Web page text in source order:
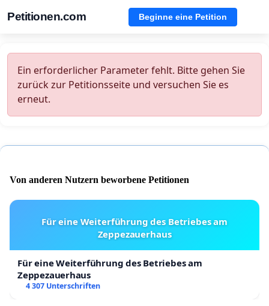
Petitionen.com Beginne eine Petition
Ein erforderlicher Parameter fehlt. Bitte gehen Sie
zurück zur Petitionsseite und versuchen Sie es
erneut.
Von anderen Nutzern beworbene Petitionen
Für eine Weiterführung des Betriebes am
Zeppezauerhaus
Für eine Weiterführung des Betriebes am
Zeppezauerhaus
4 307 Unterschriften